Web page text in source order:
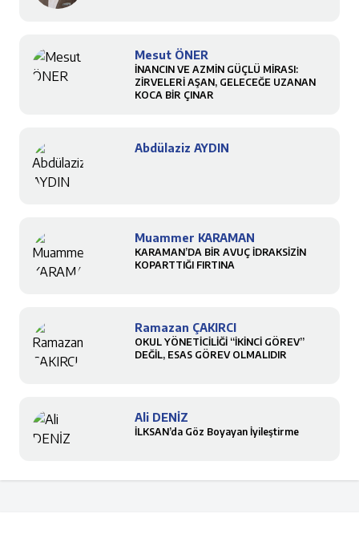
Mesut ÖNER
İNANCIN VE AZMİN GÜÇLÜ MİRASI:
ZİRVELERİ AŞAN, GELECEĞE UZANAN
KOCA BİR ÇINAR
Abdülaziz AYDIN
Muammer KARAMAN
KARAMAN’DA BİR AVUÇ İDRAKSİZİN
KOPARTTIĞI FIRTINA
Ramazan ÇAKIRCI
OKUL YÖNETİCİLİĞİ “İKİNCİ GÖREV”
DEĞİL, ESAS GÖREV OLMALIDIR
Ali DENİZ
İLKSAN’da Göz Boyayan İyileştirme